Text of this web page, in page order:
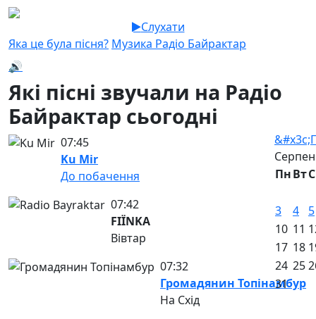
Слухати
Яка це була пісня? Музика Радіо Байрактар
🔊
Які пісні звучали на Радіо
Байрактар сьогодні
ПнВт
3 4
5
10 11
17 18
24 25
31
07:45
Ku Mir
До побачення
07:42
FIЇNKA
Вівтар
07:32
Громадянин Топінамбур
На Схід